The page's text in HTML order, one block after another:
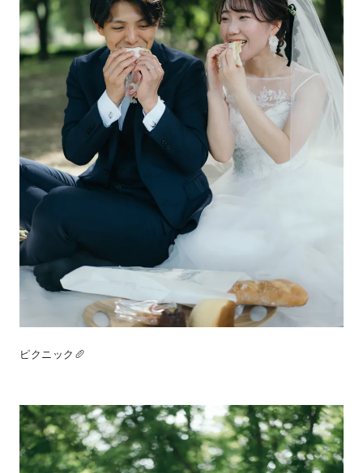
ピクニック🥖